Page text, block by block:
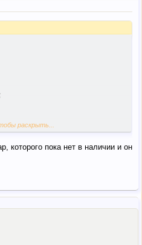
раскрыть...
которого пока нет в наличии и он